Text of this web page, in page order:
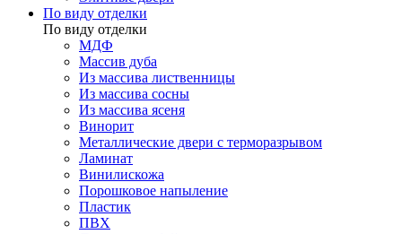
По виду отделки
По виду отделки
МДФ
Массив дуба
Из массива лиственницы
Из массива сосны
Из массива ясеня
Винорит
Металлические двери с терморазрывом
Ламинат
Винилискожа
Порошковое напыление
Пластик
ПВХ